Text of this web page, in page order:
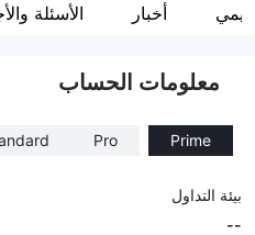
موظفو الشركة
أخبار الأسئلة
معلومات الحساب
Prime
Pro
بيئة التداول
--